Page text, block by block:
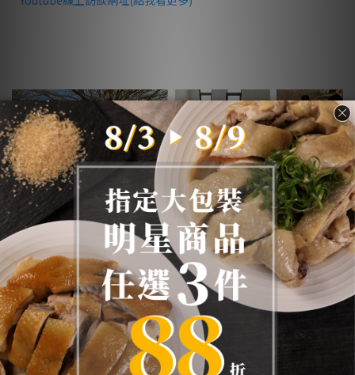
12.21 夥伴教育訓練 2022最終場
你還記得這是第幾場夥伴教育訓練嗎？掐指一算，哎呀，已經到
了2022 年的最後一場，不曉得第一次參觀雞舍的你/妳有什麼感
想呢？
是不是在想像中覺得雞舍充滿雞屎跟臭氣熏天的地方（確實地面
隨時都有機會踩到屎沒錯XD)，但親身經歷後發現是否發現：原
來跟想像中的不一樣耶！
正所謂讀萬卷書，不如行萬里路。不是滿地的屎而是要不小心會
不會踩破一顆珍貴的初卵蛋！！